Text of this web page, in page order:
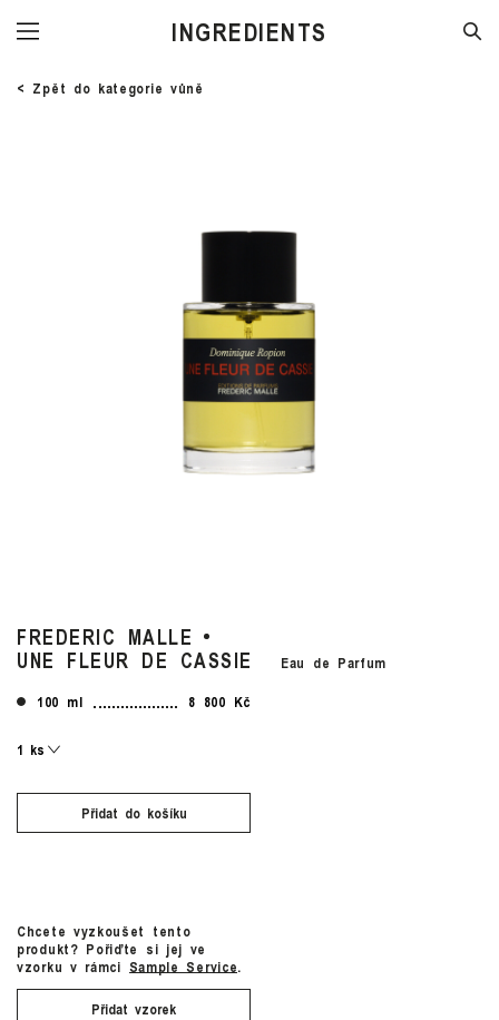
INGREDIENTS
< Zpět do kategorie vůně
FREDERIC MALLE
UNE FLEUR DE CASSIE
Eau de Parfum
100 ml
8 800 Kč
Přidat do košíku
Chcete vyzkoušet tento
produkt? Pořiďte si jej ve
vzorku v rámci Sample Service.
Přidat vzorek